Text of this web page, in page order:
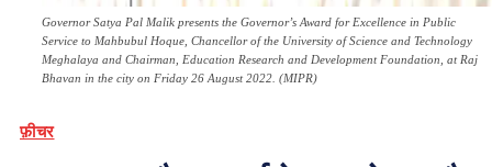
Governor Satya Pal Malik presents the Governor’s Award for Excellence in Public
Service to Mahbubul Hoque, Chancellor of the University of Science and Technology
Meghalaya and Chairman, Education Research and Development Foundation, at Raj
Bhavan in the city on Friday 26 August 2022. (MIPR)
फ़ीचर